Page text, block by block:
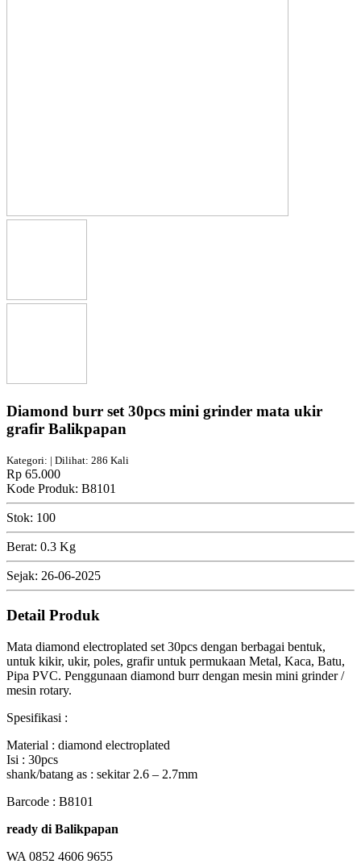
Diamond burr set 30pcs mini grinder mata ukir
grafir Balikpapan
Kategori: | Dilihat: 286 Kali
Rp 65.000
Kode Produk: B8101
Stok: 100
Berat: 0.3 Kg
Sejak: 26-06-2025
Detail Produk
Mata diamond electroplated set 30pcs dengan berbagai bentuk,
untuk kikir, ukir, poles, grafir untuk permukaan Metal, Kaca, Batu,
Pipa PVC. Penggunaan diamond burr dengan mesin mini grinder /
mesin rotary.
Spesifikasi :
Material : diamond electroplated
Isi : 30pcs
shank/batang as : sekitar 2.6 – 2.7mm
Barcode : B8101
ready di Balikpapan
WA 0852 4606 9655